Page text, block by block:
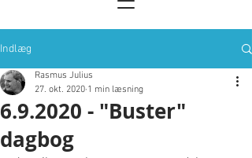
Indlæg
6.9.2020 - "Buster"
dagbog
Rasmus Julius
27. okt. 2020 1 min læsning